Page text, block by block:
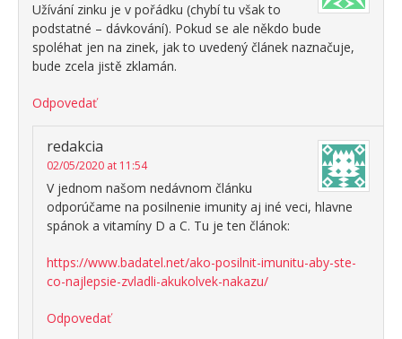
Užívání zinku je v pořádku (chybí tu však to
podstatné – dávkování). Pokud se ale někdo bude
spoléhat jen na zinek, jak to uvedený článek naznačuje,
bude zcela jistě zklamán.
Odpovedať
redakcia
02/05/2020 at 11:54
V jednom našom nedávnom článku
odporúčame na posilnenie imunity aj iné veci, hlavne
spánok a vitamíny D a C. Tu je ten článok:
https://www.badatel.net/ako-posilnit-imunitu-aby-ste-
co-najlepsie-zvladli-akukolvek-nakazu/
Odpovedať